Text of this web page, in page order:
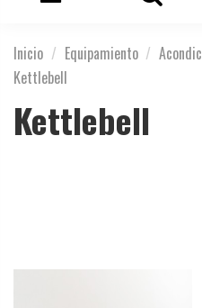
Inicio Equipamiento
Kettlebell
Kettlebell